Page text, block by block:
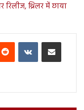
थ्रिलर में छाया
Reddit VKontakteShare via Email